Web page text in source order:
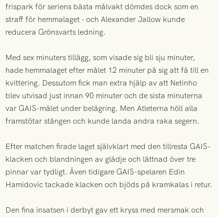
frispark för seriens bästa målvakt dömdes dock som en
straff för hemmalaget - och Alexander Jallow kunde
reducera Grönsvarts ledning.
Med sex minuters tillägg, som visade sig bli sju minuter,
hade hemmalaget efter målet 12 minuter på sig att få till en
kvittering. Dessutom fick man extra hjälp av att Netinho
blev utvisad just innan 90 minuter och de sista minuterna
var GAIS-målet under belägring. Men Atleterna höll alla
framstötar stången och kunde landa andra raka segern.
Efter matchen firade laget självklart med den tillresta GAIS-
klacken och blandningen av glädje och lättnad över tre
pinnar var tydligt. Även tidigare GAIS-spelaren Edin
Hamidovic tackade klacken och bjöds på kramkalas i retur.
Den fina insatsen i derbyt gav ett kryss med mersmak och